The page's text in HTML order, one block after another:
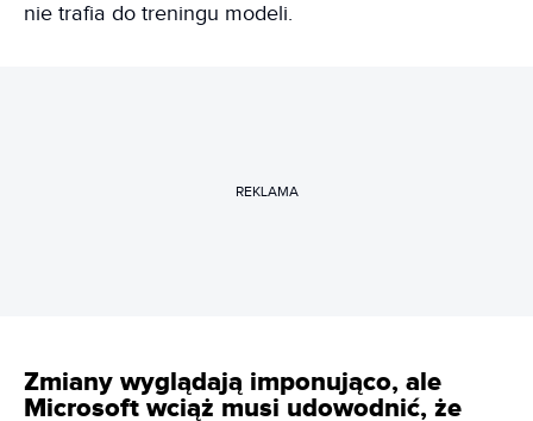
nie trafia do treningu modeli.
REKLAMA
Zmiany wyglądają imponująco, ale
Microsoft wciąż musi udowodnić, że